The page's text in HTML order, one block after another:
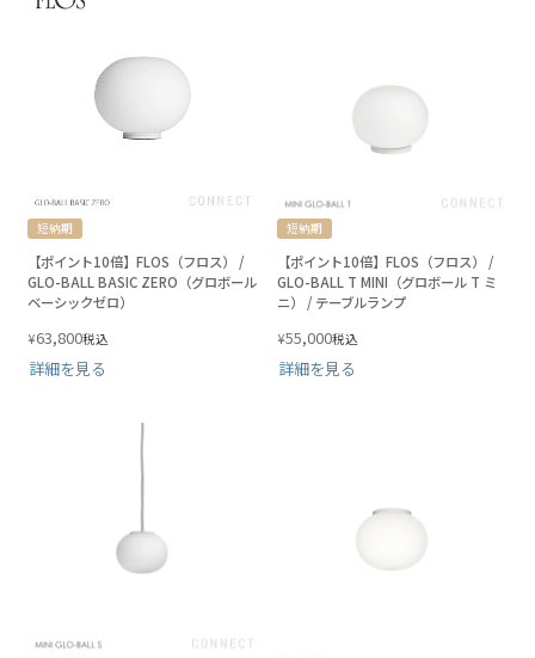
短納期
【ポイント10倍】FLOS（フロス） /
GLO-BALL BASIC ZERO（グロボール
ベーシックゼロ）
¥63,800税込
詳細を見る
短納期
【ポイント10倍】FLOS（フロス） /
GLO-BALL T MINI（グロボール T ミ
ニ） / テーブルランプ
¥55,000税込
詳細を見る